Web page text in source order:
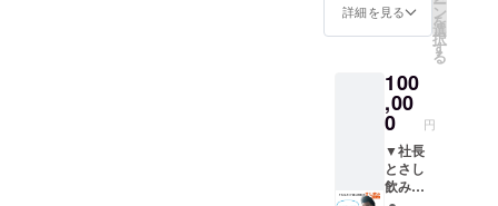
ミ／
チーズ
トッポ
ムル盛
り ●
食後の
ケーキ
付き
※1日1組
限定・
〒
319-
-1541
北茨城
市磯原
町磯原
2547-3
●韓国
バル
Kanrak
http://ip
cc.co.jp
/ ●露
●バー
ベ
キュー
●宿泊
（１
泊）
●朝食
詳細を見る ン
を
選
択
す
る
100
,00
0 円
▼社長
とさし
飲み飲